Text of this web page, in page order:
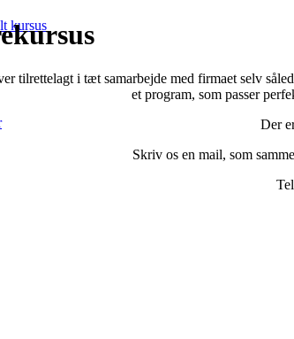
kursus
tilrettelagt i tæt samarbejde med firmaet selv
et program, som passer
Der
Skriv os en mail, som